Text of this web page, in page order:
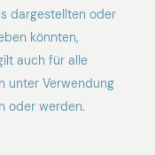
dargestellten oder
könnten,
auch für alle
unter Verwendung
oder werden.